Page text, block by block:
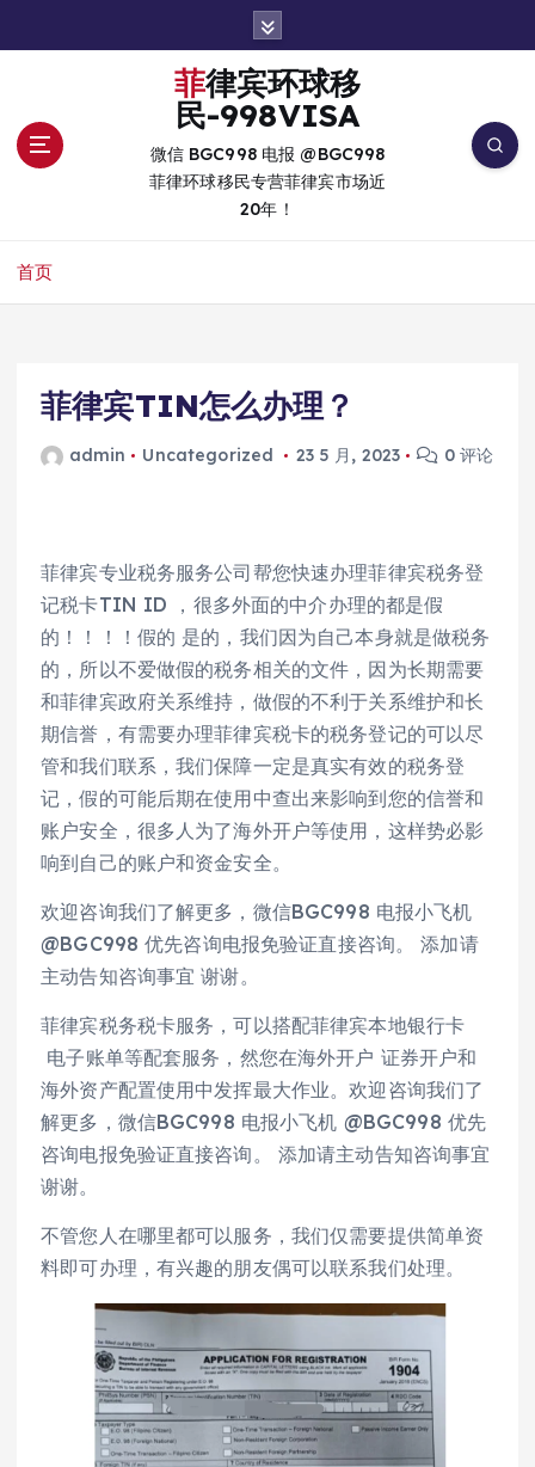
菲律宾环球移
民-998VISA
微信 BGC998 电报 @BGC998
菲律环球移民专营菲律宾市场近
20年！
首页
菲律宾TIN怎么办理？
admin Uncategorized 23 5 月, 2023 0 评论
菲律宾专业税务服务公司帮您快速办理菲律宾税务登
记税卡TIN ID ，很多外面的中介办理的都是假
的！！！！假的 是的，我们因为自己本身就是做税务
的，所以不爱做假的税务相关的文件，因为长期需要
和菲律宾政府关系维持，做假的不利于关系维护和长
期信誉，有需要办理菲律宾税卡的税务登记的可以尽
管和我们联系，我们保障一定是真实有效的税务登
记，假的可能后期在使用中查出来影响到您的信誉和
账户安全，很多人为了海外开户等使用，这样势必影
响到自己的账户和资金安全。
欢迎咨询我们了解更多，微信BGC998 电报小飞机
@BGC998 优先咨询电报免验证直接咨询。 添加请
主动告知咨询事宜 谢谢。
菲律宾税务税卡服务，可以搭配菲律宾本地银行卡
电子账单等配套服务，然您在海外开户 证券开户和
海外资产配置使用中发挥最大作业。欢迎咨询我们了
解更多，微信BGC998 电报小飞机 @BGC998 优先
咨询电报免验证直接咨询。 添加请主动告知咨询事宜
谢谢。
不管您人在哪里都可以服务，我们仅需要提供简单资
料即可办理，有兴趣的朋友偶可以联系我们处理。